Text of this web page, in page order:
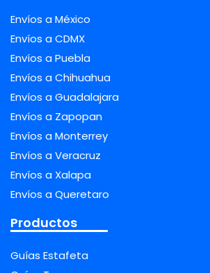
Envíos a México
Envíos a CDMX
Envíos a Puebla
Envíos a Chihuahua
Envíos a Guadalajara
Envíos a Zapopan
Envíos a Monterrey
Envíos a Veracruz
Envíos a Xalapa
Envíos a Queretaro
Productos
Guías Estafeta